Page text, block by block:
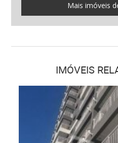
Mais imóveis
IMÓVEIS